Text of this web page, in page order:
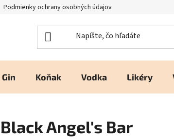
Podmienky ochrany osobných údajov
Gin Koňak Vodka Likéry
Black Angel's Bar